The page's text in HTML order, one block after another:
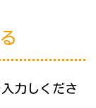
力しくださ